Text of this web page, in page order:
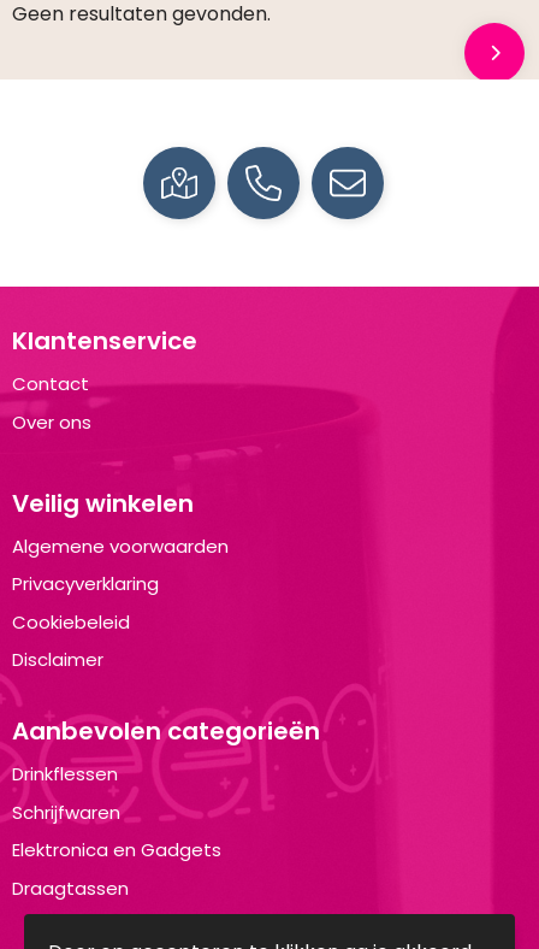
Geen resultaten gevonden.
Klantenservice
Contact
Over ons
Veilig winkelen
Algemene voorwaarden
Privacyverklaring
Cookiebeleid
Disclaimer
Aanbevolen categorieën
Drinkflessen
Schrijfwaren
Elektronica en Gadgets
Draagtassen